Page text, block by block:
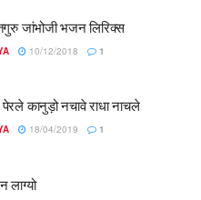
जांभोजी भजन लिरिक्स
10/12/2018 1
कानुड़ो नचावे राधा नाचले
18/04/2019 1
लाग्यो